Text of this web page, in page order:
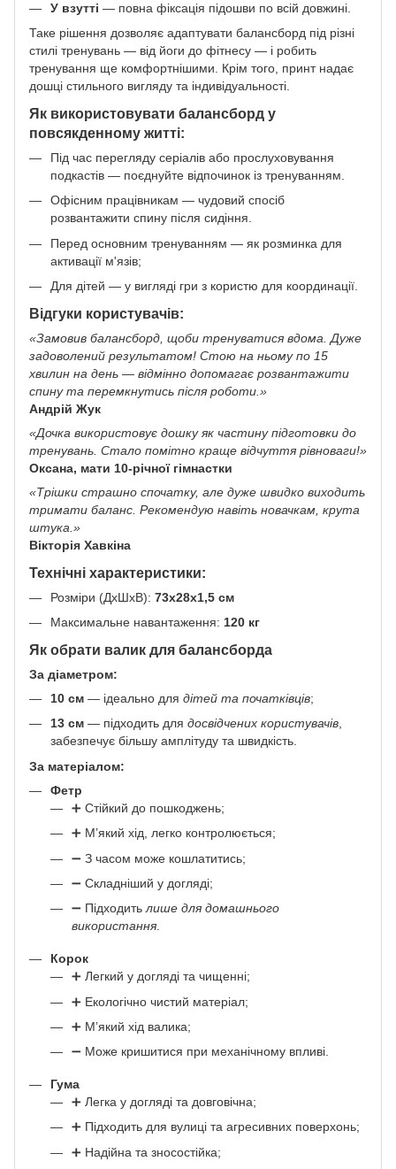
У взутті — повна фіксація підошви по всій довжині.
Таке рішення дозволяє адаптувати балансборд під різні
стилі тренувань — від йоги до фітнесу — і робить
тренування ще комфортнішими. Крім того, принт надає
дошці стильного вигляду та індивідуальності.
Як використовувати балансборд у
повсякденному житті:
Під час перегляду серіалів або прослуховування
подкастів — поєднуйте відпочинок із тренуванням.
Офісним працівникам — чудовий спосіб
розвантажити спину після сидіння.
Перед основним тренуванням — як розминка для
активації м'язів;
Для дітей — у вигляді гри з користю для координації.
Відгуки користувачів:
«Замовив балансборд, щоби тренуватися вдома. Дуже
задоволений результатом! Стою на ньому по 15
хвилин на день — відмінно допомагає розвантажити
спину та перемкнутись після роботи.»
Андрій Жук
«Дочка використовує дошку як частину підготовки до
тренувань. Стало помітно краще відчуття рівноваги!»
Оксана, мати 10-річної гімнастки
«Трішки страшно спочатку, але дуже швидко виходить
тримати баланс. Рекомендую навіть новачкам, крута
штука.»
Вікторія Хавкіна
Технічні характеристики:
Розміри (ДхШхВ): 73х28х1,5 см
Максимальне навантаження: 120 кг
Як обрати валик для балансборда
За діаметром:
10 см — ідеально для дітей та початківців;
13 см — підходить для досвідчених користувачів,
забезпечує більшу амплітуду та швидкість.
За матеріалом:
Фетр
➕ Стійкий до пошкоджень;
➕ М’який хід, легко контролюється;
➖ З часом може кошлатитись;
➖ Складніший у догляді;
➖ Підходитьлише для домашнього
використання.
Корок
➕ Легкий у догляді та чищенні;
➕ Екологічно чистий матеріал;
➕ М’який хід валика;
➖ Може кришитися при механічному впливі.
Гума
➕ Легка у догляді та довговічна;
➕ Підходить для вулиці та агресивних поверхонь;
➕ Надійна та зносостійка;